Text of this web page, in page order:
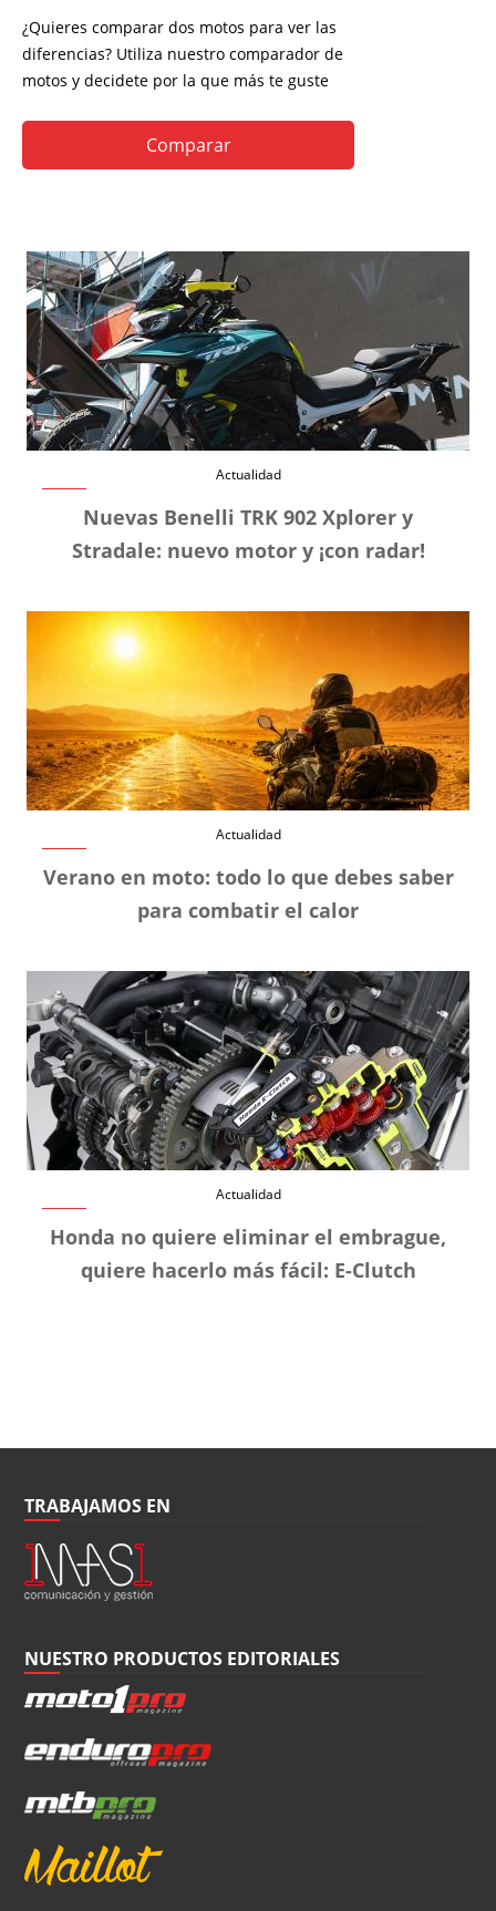
¿Quieres comparar dos motos para ver las
diferencias? Utiliza nuestro comparador de
motos y decidete por la que más te guste
Comparar
Actualidad
Nuevas Benelli TRK 902 Xplorer y
Stradale: nuevo motor y ¡con radar!
Actualidad
Verano en moto: todo lo que debes saber
para combatir el calor
Actualidad
Honda no quiere eliminar el embrague,
quiere hacerlo más fácil: E-Clutch
TRABAJAMOS EN
NUESTRO PRODUCTOS EDITORIALES